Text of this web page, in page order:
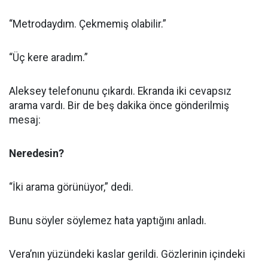
“Metrodaydım. Çekmemiş olabilir.”
“Üç kere aradım.”
Aleksey telefonunu çıkardı. Ekranda iki cevapsız
arama vardı. Bir de beş dakika önce gönderilmiş
mesaj:
Neredesin?
“İki arama görünüyor,” dedi.
Bunu söyler söylemez hata yaptığını anladı.
Vera’nın yüzündeki kaslar gerildi. Gözlerinin içindeki